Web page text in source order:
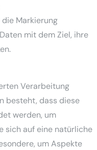
Markierung
mit dem Ziel, ihre
Verarbeitung
besteht, dass diese
werden, um
sich auf eine natürliche
um Aspekte